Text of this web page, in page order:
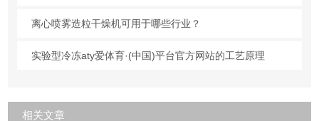
离心喷雾造粒干燥机可用于哪些行业？
实验型冷冻aty爱体育·(中国)平台官方网站的工艺原理
相关文章